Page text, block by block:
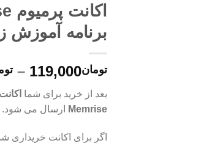
برنامه آموزش
تومان119,000
–
بعد از خرید برای شما
Memrise
ارسال می شود.
اگر برای اکانت خریداری